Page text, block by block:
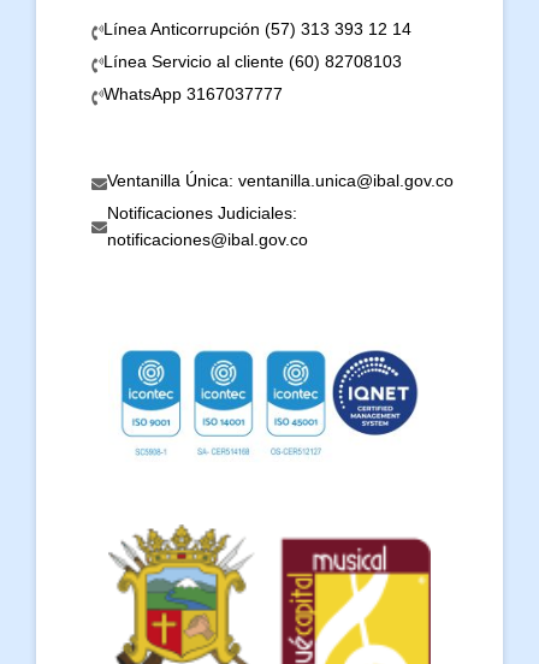
Línea Anticorrupción (57) 313 393 12 14
Línea Servicio al cliente (60) 82708103
WhatsApp 3167037777
Ventanilla Única: ventanilla.unica@ibal.gov.co
Notificaciones Judiciales:
notificaciones@ibal.gov.co